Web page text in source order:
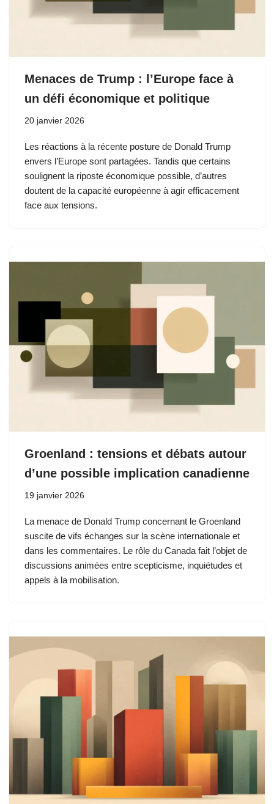
Menaces de Trump : l’Europe face à
un défi économique et politique
20 janvier 2026
Les réactions à la récente posture de Donald Trump
envers l’Europe sont partagées. Tandis que certains
soulignent la riposte économique possible, d’autres
doutent de la capacité européenne à agir efficacement
face aux tensions.
Groenland : tensions et débats autour
d’une possible implication canadienne
19 janvier 2026
La menace de Donald Trump concernant le Groenland
suscite de vifs échanges sur la scène internationale et
dans les commentaires. Le rôle du Canada fait l’objet de
discussions animées entre scepticisme, inquiétudes et
appels à la mobilisation.